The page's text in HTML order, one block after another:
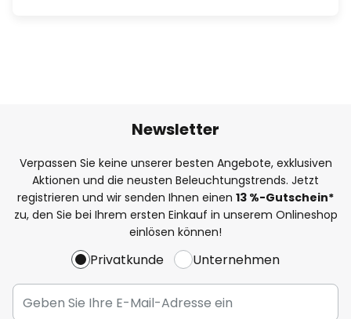
Newsletter
Verpassen Sie keine unserer besten Angebote, exklusiven
Aktionen und die neusten Beleuchtungstrends. Jetzt
registrieren und wir senden Ihnen einen 13 %-Gutschein*
zu, den Sie bei Ihrem ersten Einkauf in unserem Onlineshop
einlösen können!
Privatkunde Unternehmen